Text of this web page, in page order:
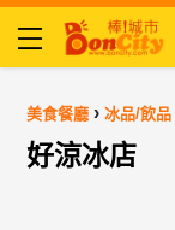
美食餐廳 ›冰品/飲品
好涼冰店